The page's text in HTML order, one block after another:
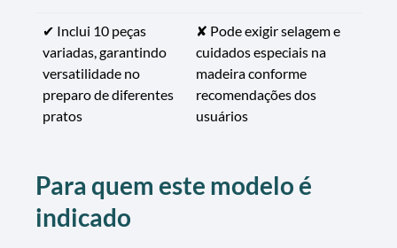
✔ Inclui 10 peças
variadas, garantindo
versatilidade no
preparo de diferentes
pratos
✘ Pode exigir selagem e
cuidados especiais na
madeira conforme
recomendações dos
usuários
Para quem este modelo é
indicado